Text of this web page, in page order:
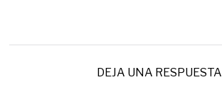
DEJA UNA RESPUESTA